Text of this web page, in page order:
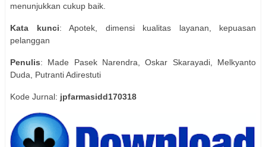
menunjukkan cukup baik.
Kata kunci: Apotek, dimensi kualitas layanan, kepuasan
pelanggan
Penulis: Made Pasek Narendra, Oskar Skarayadi, Melkyanto
Duda, Putranti Adirestuti
Kode Jurnal: jpfarmasidd170318